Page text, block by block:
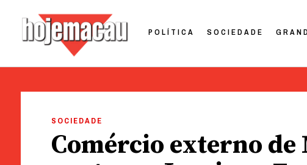
POLÍTICA SOCIEDADE
SOCIEDADE
Comércio externo de